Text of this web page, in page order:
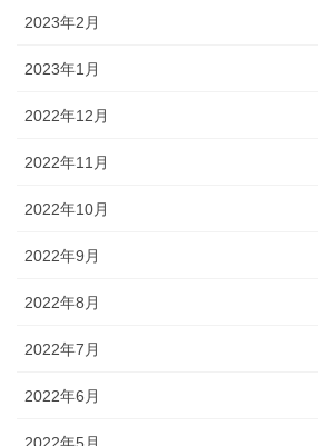
2023年2月
2023年1月
2022年12月
2022年11月
2022年10月
2022年9月
2022年8月
2022年7月
2022年6月